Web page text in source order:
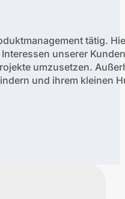
tätig.
unserer
umzusetzen.
und ihrem kleinen